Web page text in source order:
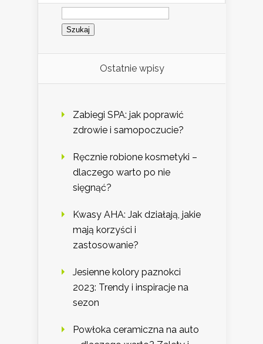
Szukaj:
Ostatnie wpisy
Zabiegi SPA: jak poprawić
zdrowie i samopoczucie?
Ręcznie robione kosmetyki –
dlaczego warto po nie
sięgnąć?
Kwasy AHA: Jak działają, jakie
mają korzyści i
zastosowanie?
Jesienne kolory paznokci
2023: Trendy i inspiracje na
sezon
Powłoka ceramiczna na auto